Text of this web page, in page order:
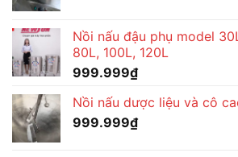
Nồi nấu đậu phụ model
80L, 100L, 120L
999.999₫
Nồi nấu dược liệu và cô
999.999₫